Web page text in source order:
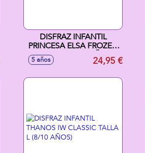
DISFRAZ INFANTIL
PRINCESA ELSA FROZEN
2 TALLA M (5/7 AÑOS)
5 años 24,95 €